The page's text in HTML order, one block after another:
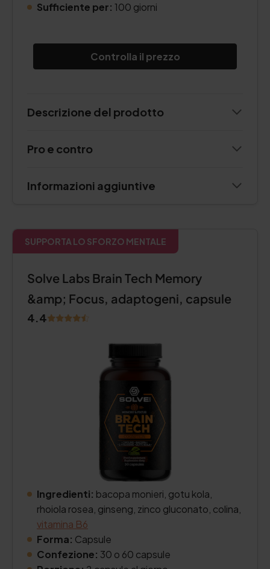
Sufficiente per: 100 giorni
Controlla il prezzo
Descrizione del prodotto
Pro e contro
Informazioni aggiuntive
SUPPORTA LO SFORZO MENTALE
Solve Labs Brain Tech Memory
&amp; Focus, adaptogeni, capsule
4.4
Ingredienti: bacopa monieri, gotu kola,
rhoiola rosea, ginseng, zinco gluconato, colina,
vitamina B6
Forma: Capsule
Confezione: 30 o 60 capsule